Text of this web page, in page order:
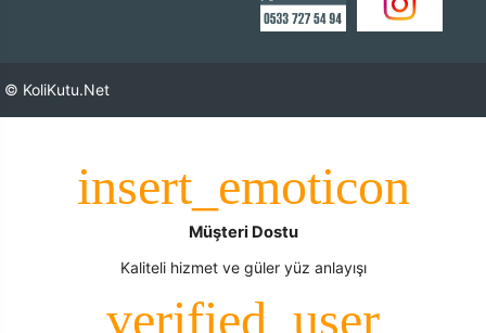
© KoliKutu.Net
Müşteri Dostu
Kaliteli hizmet ve güler yüz anlayışı